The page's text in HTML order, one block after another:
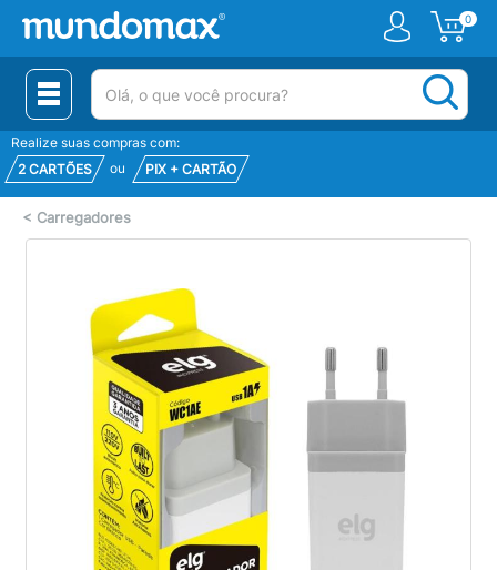
0
(pesquisar)
Realize suas compras com:
2 CARTÕES
ou PIX + CARTÃO
< Carregadores